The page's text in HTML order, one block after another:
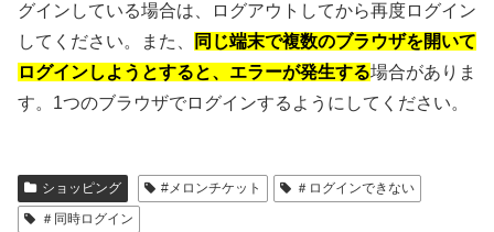
グインしている場合は、ログアウトしてから再度ログイン
してください。また、
同じ端末で複数のブラウザを開いて
ログインしようとすると、エラーが発生する場合がありま
す。1つのブラウザでログインするようにしてください。
ショッピング #メロンチケット
＃ログインできない
＃同時ログイン